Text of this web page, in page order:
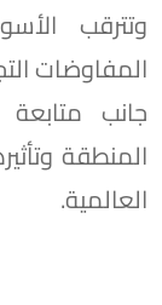
وتترقب
المفاوضات
جانب متابعة
المنطقة
العالمية.